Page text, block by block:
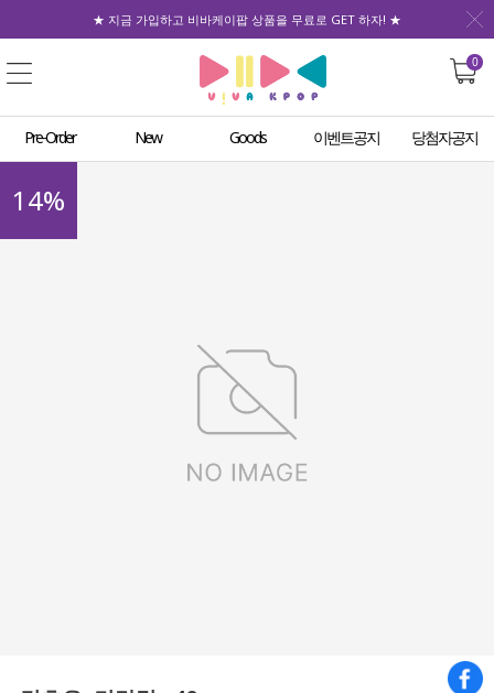
★ 지금 가입하고 비바케이팝 상품을 무료로 GET 하자! ★
0
Pre-Order New Goods 이벤트공지 당첨자공지
14%